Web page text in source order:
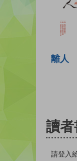
離人
讀
請登入